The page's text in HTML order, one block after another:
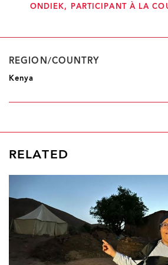
ONDIEK, PARTICIPANT À LA
REGION/COUNTRY
Kenya
RELATED